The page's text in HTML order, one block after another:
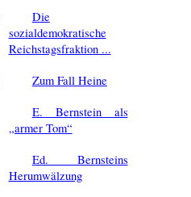
Die
sozialdemokratische
Reichstagsfraktion ...
Zum Fall Heine
E. Bernstein als
„armer Tom“
Ed. Bernsteins
Herumwälzung